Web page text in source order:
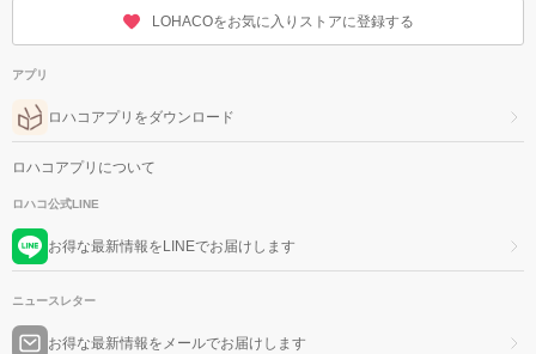
LOHACOをお気に入りストアに登録する
アプリ
ロハコアプリをダウンロード
ロハコアプリについて
ロハコ公式LINE
お得な最新情報をLINEでお届けします
ニュースレター
お得な最新情報をメールでお届けします